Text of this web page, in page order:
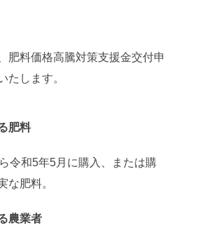
肥料価格高騰対策支援金交付申
たします。
肥料
令和5年5月に購入、または購
な肥料。
農業者